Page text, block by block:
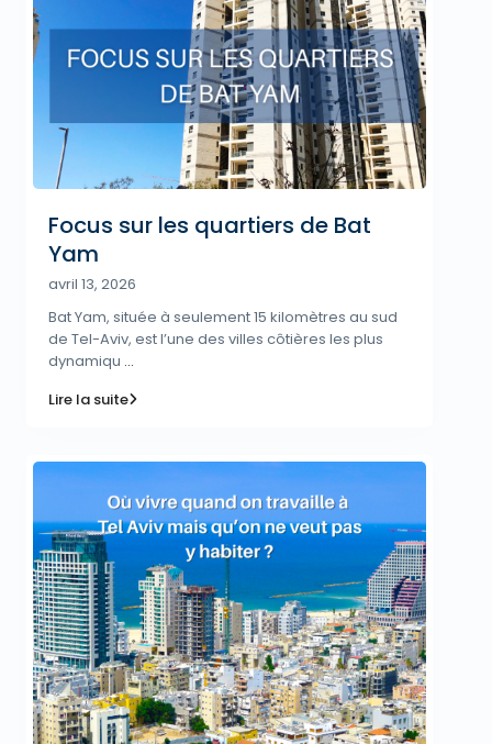
Focus sur les quartiers de Bat
Yam
avril 13, 2026
Bat Yam, située à seulement 15 kilomètres au sud
de Tel-Aviv, est l’une des villes côtières les plus
dynamiqu ...
Lire la suite